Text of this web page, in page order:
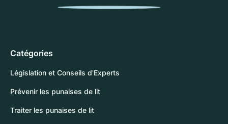
Catégories
Législation et Conseils d'Experts
Prévenir les punaises de lit
Traiter les punaises de lit